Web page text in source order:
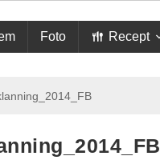
Foto Recept